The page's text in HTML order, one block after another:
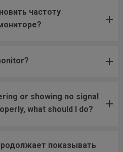
частоту
or showing no signal
what should I do?
показывать